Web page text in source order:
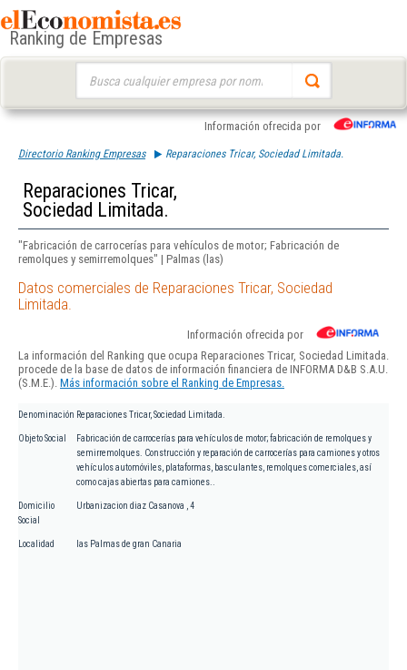
Ranking de Empresas
Información ofrecida por
Directorio Ranking Empresas Reparaciones Tricar, Sociedad Limitada.
Reparaciones Tricar,
Sociedad Limitada.
"Fabricación de carrocerías para vehículos de motor; Fabricación de
remolques y semirremolques" | Palmas (las)
Datos comerciales de Reparaciones Tricar, Sociedad
Limitada.
Información ofrecida por
La información del Ranking que ocupa Reparaciones Tricar, Sociedad Limitada.
procede de la base de datos de información financiera de INFORMA D&B S.A.U.
(S.M.E.). Más información sobre el Ranking de Empresas.
Denominación Reparaciones Tricar, Sociedad Limitada.
Objeto Social
Fabricación de carrocerías para vehículos de motor; fabricación de remolques y
semirremolques. Construcción y reparación de carrocerías para camiones y otros
vehículos automóviles, plataformas, basculantes, remolques comerciales, así
como cajas abiertas para camiones..
Domicilio
Social
Urbanizacion diaz Casanova , 4
Localidad las Palmas de gran Canaria